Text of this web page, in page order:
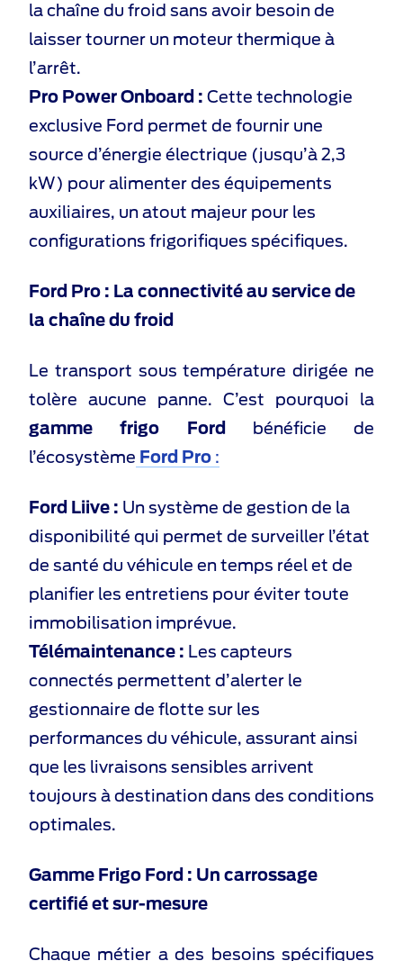
la chaîne du froid sans avoir besoin de
laisser tourner un moteur thermique à
l’arrêt.
Pro Power Onboard : Cette technologie
exclusive Ford permet de fournir une
source d’énergie électrique (jusqu’à 2,3
kW) pour alimenter des équipements
auxiliaires, un atout majeur pour les
configurations frigorifiques spécifiques.
Ford Pro : La connectivité au service de
la chaîne du froid
Le transport sous température dirigée ne
tolère aucune panne. C’est pourquoi la
gamme frigo Ford bénéficie de
l’écosystème Ford Pro :
Ford Liive : Un système de gestion de la
disponibilité qui permet de surveiller l’état
de santé du véhicule en temps réel et de
planifier les entretiens pour éviter toute
immobilisation imprévue.
Télémaintenance : Les capteurs
connectés permettent d’alerter le
gestionnaire de flotte sur les
performances du véhicule, assurant ainsi
que les livraisons sensibles arrivent
toujours à destination dans des conditions
optimales.
Gamme Frigo Ford : Un carrossage
certifié et sur-mesure
Chaque métier a des besoins spécifiques